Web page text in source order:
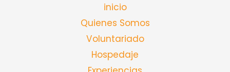
inicio
Quienes Somos
Voluntariado
Hospedaje